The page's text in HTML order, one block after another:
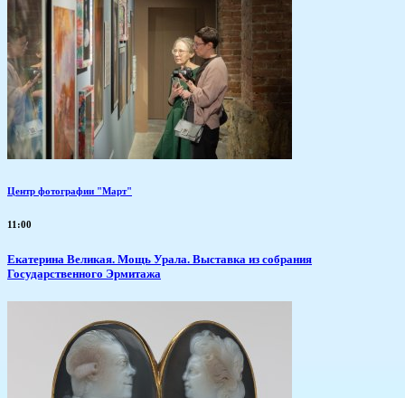
Центр фотографии "Март"
11:00
​Екатерина Великая. Мощь Урала. Выставка из собрания
Государственного Эрмитажа